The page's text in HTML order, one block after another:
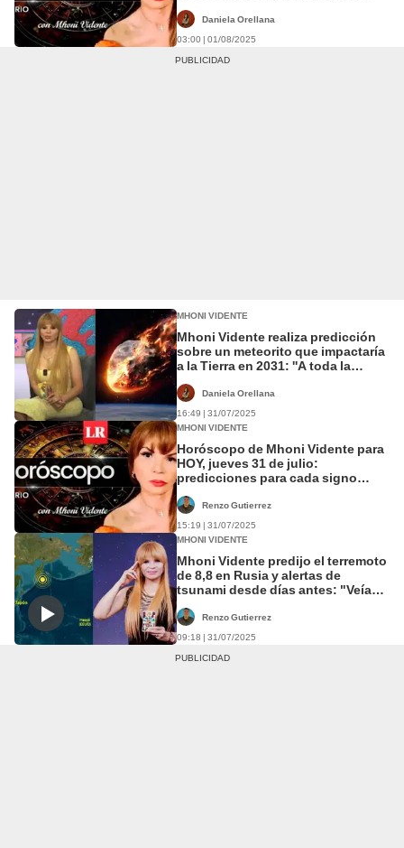
Daniela Orellana
03:00 | 01/08/2025
MHONI VIDENTE
Mhoni Vidente realiza predicción
sobre un meteorito que impactaría
a la Tierra en 2031: ''A toda la
Daniela Orellana
16:49 | 31/07/2025
MHONI VIDENTE
Horóscopo de Mhoni Vidente para
HOY, jueves 31 de julio:
predicciones para cada signo
Renzo Gutierrez
15:19 | 31/07/2025
MHONI VIDENTE
Mhoni Vidente predijo el terremoto
de 8,8 en Rusia y alertas de
tsunami desde días antes: "Veía
Renzo Gutierrez
09:18 | 31/07/2025